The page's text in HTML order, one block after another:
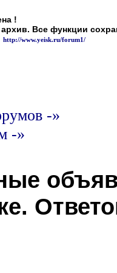
!
Все функции
http://www.yeisk.ru/forum1/
-»
-»
.